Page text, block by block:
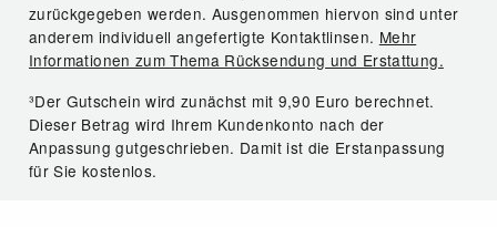
zurückgegeben werden. Ausgenommen hiervon sind unter
anderem individuell angefertigte Kontaktlinsen. Mehr
Informationen zum Thema Rücksendung und Erstattung.
³Der Gutschein wird zunächst mit 9,90 Euro berechnet.
Dieser Betrag wird Ihrem Kundenkonto nach der
Anpassung gutgeschrieben. Damit ist die Erstanpassung
für Sie kostenlos.